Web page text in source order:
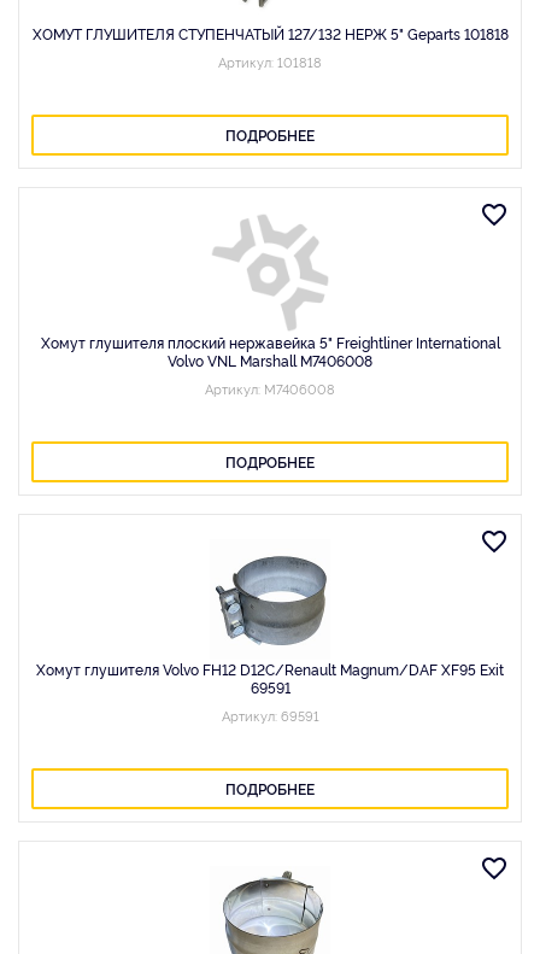
ХОМУТ ГЛУШИТЕЛЯ СТУПЕНЧАТЫЙ 127/132 НЕРЖ 5" Geparts 101818
Артикул: 101818
ПОДРОБНЕЕ
Хомут глушителя плоский нержавейка 5" Freightliner International
Volvo VNL Marshall M7406008
Артикул: M7406008
ПОДРОБНЕЕ
Хомут глушителя Volvo FH12 D12C/Renault Magnum/DAF XF95 Exit
69591
Артикул: 69591
ПОДРОБНЕЕ